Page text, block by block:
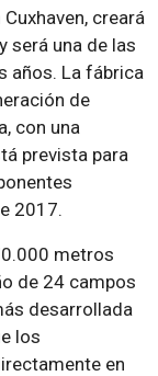
creará
será una de las
años. La fábrica
de
con una
prevista para
2017.
metros
de 24 campos
desarrollada
los
en